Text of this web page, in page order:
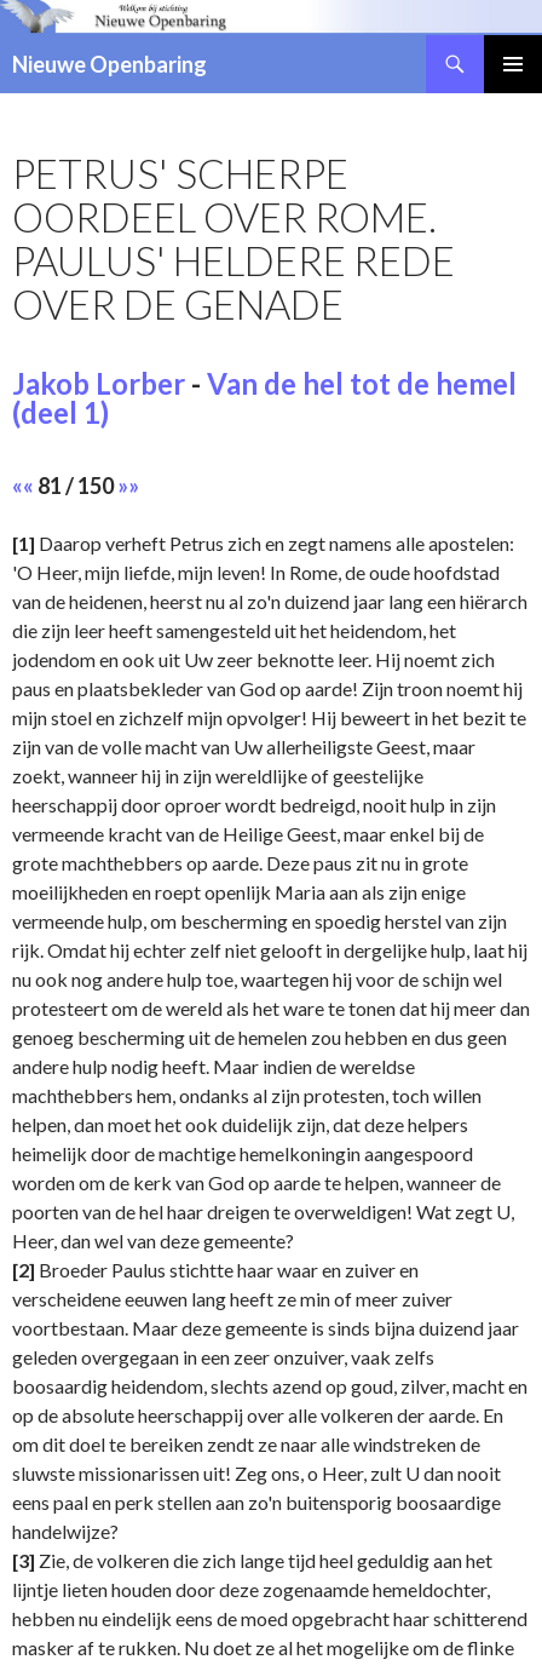
Nieuwe Openbaring
SPRINGEN
PETRUS' SCHERPE
OORDEEL OVER ROME.
PAULUS' HELDERE REDE
OVER DE GENADE
Jakob Lorber - Van de hel tot de hemel
(deel 1)
«« 81 / 150»»
[1] Daarop verheft Petrus zich en zegt namens alle apostelen:
'O Heer, mijn liefde, mijn leven! In Rome, de oude hoofdstad
van de heidenen, heerst nu al zo'n duizend jaar lang een hiërarch
die zijn leer heeft samengesteld uit het heidendom, het
jodendom en ook uit Uw zeer beknotte leer. Hij noemt zich
paus en plaatsbekleder van God op aarde! Zijn troon noemt hij
mijn stoel en zichzelf mijn opvolger! Hij beweert in het bezit te
zijn van de volle macht van Uw allerheiligste Geest, maar
zoekt, wanneer hij in zijn wereldlijke of geestelijke
heerschappij door oproer wordt bedreigd, nooit hulp in zijn
vermeende kracht van de Heilige Geest, maar enkel bij de
grote machthebbers op aarde. Deze paus zit nu in grote
moeilijkheden en roept openlijk Maria aan als zijn enige
vermeende hulp, om bescherming en spoedig herstel van zijn
rijk. Omdat hij echter zelf niet gelooft in dergelijke hulp, laat hij
nu ook nog andere hulp toe, waartegen hij voor de schijn wel
protesteert om de wereld als het ware te tonen dat hij meer dan
genoeg bescherming uit de hemelen zou hebben en dus geen
andere hulp nodig heeft. Maar indien de wereldse
machthebbers hem, ondanks al zijn protesten, toch willen
helpen, dan moet het ook duidelijk zijn, dat deze helpers
heimelijk door de machtige hemelkoningin aangespoord
worden om de kerk van God op aarde te helpen, wanneer de
poorten van de hel haar dreigen te overweldigen! Wat zegt U,
Heer, dan wel van deze gemeente?
[2] Broeder Paulus stichtte haar waar en zuiver en
verscheidene eeuwen lang heeft ze min of meer zuiver
voortbestaan. Maar deze gemeente is sinds bijna duizend jaar
geleden overgegaan in een zeer onzuiver, vaak zelfs
boosaardig heidendom, slechts azend op goud, zilver, macht en
op de absolute heerschappij over alle volkeren der aarde. En
om dit doel te bereiken zendt ze naar alle windstreken de
sluwste missionarissen uit! Zeg ons, o Heer, zult U dan nooit
eens paal en perk stellen aan zo'n buitensporig boosaardige
handelwijze?
[3] Zie, de volkeren die zich lange tijd heel geduldig aan het
lijntje lieten houden door deze zogenaamde hemeldochter,
hebben nu eindelijk eens de moed opgebracht haar schitterend
masker af te rukken. Nu doet ze al het mogelijke om de flinke